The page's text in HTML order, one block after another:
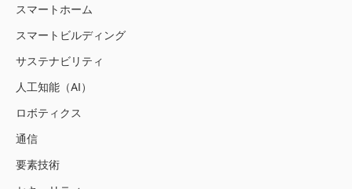
スマートホーム
スマートビルディング
サステナビリティ
人工知能（AI）
ロボティクス
通信
要素技術